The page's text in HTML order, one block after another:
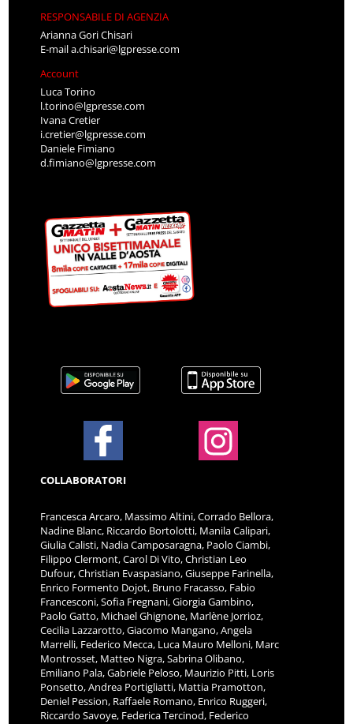
RESPONSABILE DI AGENZIA
Arianna Gori Chisari
E-maila.chisari@lgpresse.com
Account
Luca Torino
l.torino@lgpresse.com
Ivana Cretier
i.cretier@lgpresse.com
Daniele Fimiano
d.fimiano@lgpresse.com
COLLABORATORI
Francesca Arcaro, Massimo Altini, Corrado Bellora,
Nadine Blanc, Riccardo Bortolotti, Manila Calipari,
Giulia Calisti, Nadia Camposaragna, Paolo Ciambi,
Filippo Clermont, Carol Di Vito, Christian Leo
Dufour, Christian Evaspasiano, Giuseppe Farinella,
Enrico Formento Dojot, Bruno Fracasso, Fabio
Francesconi, Sofia Fregnani, Giorgia Gambino,
Paolo Gatto, Michael Ghignone, Marlène Jorrioz,
Cecilia Lazzarotto, Giacomo Mangano, Angela
Marrelli, Federico Mecca, Luca Mauro Melloni, Marc
Montrosset, Matteo Nigra, Sabrina Olibano,
Emiliano Pala, Gabriele Peloso, Maurizio Pitti, Loris
Ponsetto, Andrea Portigliatti, Mattia Pramotton,
Deniel Pession, Raffaele Romano, Enrico Ruggeri,
Riccardo Savoye, Federica Tercinod, Federico